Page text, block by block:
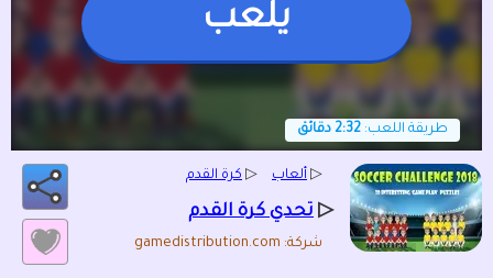
يلعب
طريقة اللعب: 2:32 دقائق
▷ ألعاب ▷ كرة القدم
▷ تحدي كرة القدم
شركة: gamedistribution.com